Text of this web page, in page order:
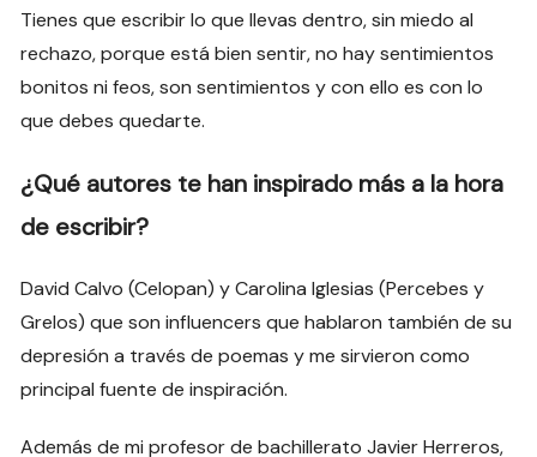
Tienes que escribir lo que llevas dentro, sin miedo al
rechazo, porque está bien sentir, no hay sentimientos
bonitos ni feos, son sentimientos y con ello es con lo
que debes quedarte.
¿Qué autores te han inspirado más a la hora
de escribir?
David Calvo (Celopan) y Carolina Iglesias (Percebes y
Grelos) que son influencers que hablaron también de su
depresión a través de poemas y me sirvieron como
principal fuente de inspiración.
Además de mi profesor de bachillerato Javier Herreros,